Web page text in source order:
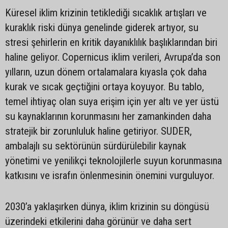
Küresel iklim krizinin tetiklediği sıcaklık artışları ve
kuraklık riski dünya genelinde giderek artıyor, su
stresi şehirlerin en kritik dayanıklılık başlıklarından biri
haline geliyor. Copernicus iklim verileri, Avrupa’da son
yılların, uzun dönem ortalamalara kıyasla çok daha
kurak ve sıcak geçtiğini ortaya koyuyor. Bu tablo,
temel ihtiyaç olan suya erişim için yer altı ve yer üstü
su kaynaklarının korunmasını her zamankinden daha
stratejik bir zorunluluk haline getiriyor. SUDER,
ambalajlı su sektörünün sürdürülebilir kaynak
yönetimi ve yenilikçi teknolojilerle suyun korunmasına
katkısını ve israfın önlenmesinin önemini vurguluyor.
2030’a yaklaşırken dünya, iklim krizinin su döngüsü
üzerindeki etkilerini daha görünür ve daha sert